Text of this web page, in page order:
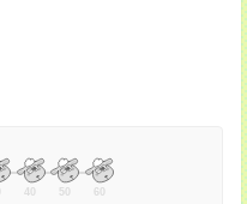
40 50 60